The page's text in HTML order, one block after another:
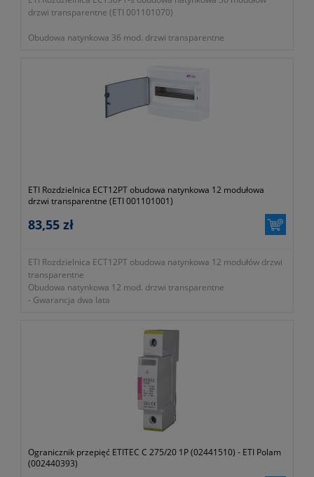
drzwi transparentne (ETI 001101070)
Obudowa natynkowa 36 mod. drzwi transparentne
ETI Rozdzielnica ECT12PT obudowa natynkowa 12 modułowa
drzwi transparentne (ETI 001101001)
83,55 zł
ETI Rozdzielnica ECT12PT obudowa natynkowa 12 modułów drzwi
transparentne
Obudowa natynkowa 12 mod. drzwi transparentne
- Gwarancja dwa lata
Ogranicznik przepięć ETITEC C 275/20 1P (02441510) - ETI Polam
(002440393)